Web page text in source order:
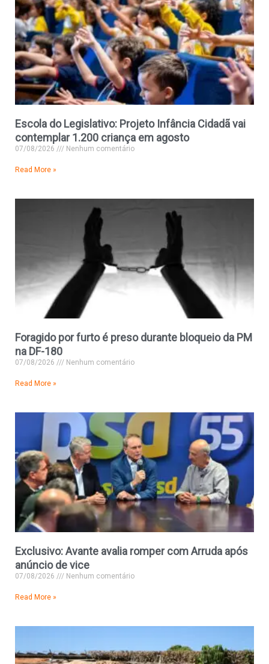
Escola do Legislativo: Projeto Infância Cidadã vai
contemplar 1.200 criança em agosto
07/08/2026 Nenhum comentário
Read More »
Foragido por furto é preso durante bloqueio da PM
na DF-180
07/08/2026 Nenhum comentário
Read More »
Exclusivo: Avante avalia romper com Arruda após
anúncio de vice
07/08/2026 Nenhum comentário
Read More »